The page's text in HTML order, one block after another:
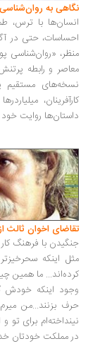
به روان‌شناسی پول |
با ترس، طمع،
حتی در
«روان‌شناسی پول» بیش
و رابطه پرتنش او با
مستقیم یا
میلیاردرها
روایت خود را
اخوان ثالث از رهبر
با فرهنگ کار عبثی
اینکه سحرخیزتر از
ما همین چیزها را
اینکه خودش گرجی
بزنند...من میرم رو
برای تو و امثال
مملکت خودتان خدمت